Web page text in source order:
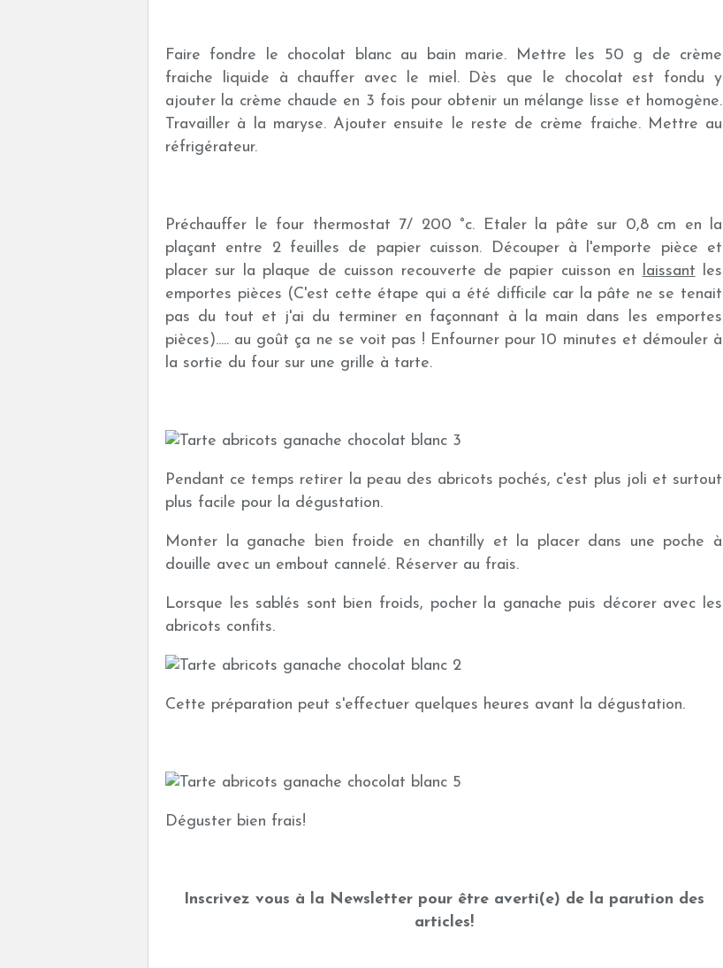
Faire fondre le chocolat blanc au bain marie. Mettre les 50 g de crème
fraiche liquide à chauffer avec le miel. Dès que le chocolat est fondu y
ajouter la crème chaude en 3 fois pour obtenir un mélange lisse et homogène.
Travailler à la maryse. Ajouter ensuite le reste de crème fraiche. Mettre au
réfrigérateur.
Préchauffer le four thermostat 7/ 200 °c. Etaler la pâte sur 0,8 cm en la
plaçant entre 2 feuilles de papier cuisson. Découper à l'emporte pièce et
placer sur la plaque de cuisson recouverte de papier cuisson en laissant les
emportes pièces (C'est cette étape qui a été difficile car la pâte ne se tenait
pas du tout et j'ai du terminer en façonnant à la main dans les emportes
pièces)..... au goût ça ne se voit pas ! Enfourner pour 10 minutes et démouler à
la sortie du four sur une grille à tarte.
Pendant ce temps retirer la peau des abricots pochés, c'est plus joli et surtout
plus facile pour la dégustation.
Monter la ganache bien froide en chantilly et la placer dans une poche à
douille avec un embout cannelé. Réserver au frais.
Lorsque les sablés sont bien froids, pocher la ganache puis décorer avec les
abricots confits.
Cette préparation peut s'effectuer quelques heures avant la dégustation.
Déguster bien frais!
Inscrivez vous à la Newsletter pour être averti(e) de la parution des
articles!